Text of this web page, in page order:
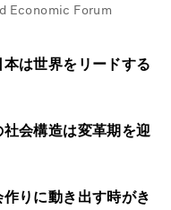
Economic Forum
は世界をリードする
会構造は変革期を迎
りに動き出す時がき